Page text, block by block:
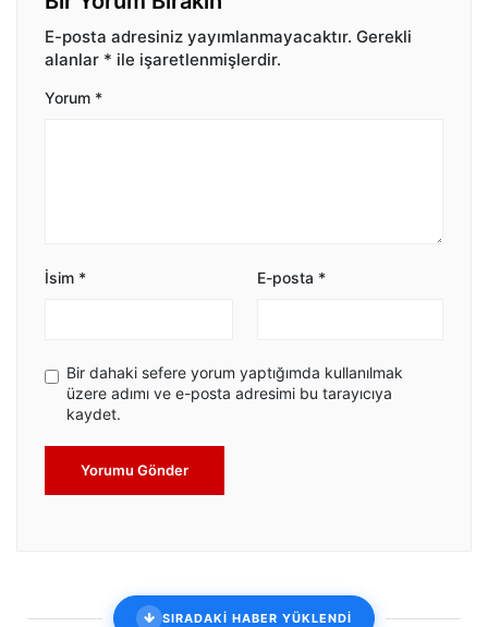
E-posta adresiniz yayımlanmayacaktır. Gerekli
alanlar * ile işaretlenmişlerdir.
Yorum *
İsim * E-posta *
Bir dahaki sefere yorum yaptığımda kullanılmak
üzere adımı ve e-posta adresimi bu tarayıcıya
kaydet.
Yorumu Gönder
SIRADAKİ HABER YÜKLENDİ